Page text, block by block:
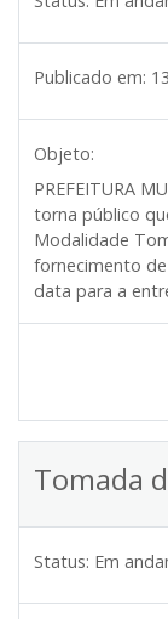
Publicado em:
Objeto:
PREFEITURA
torna público
Modalidade
fornecimento
data para a
Tomada
Status: Em